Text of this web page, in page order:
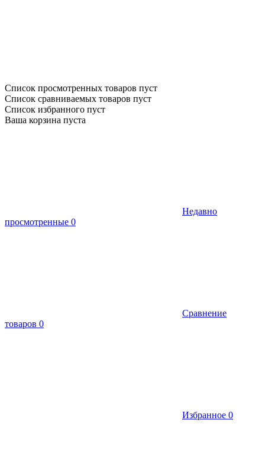
Список просмотренных товаров пуст
Список сравниваемых товаров пуст
Список избранного пуст
Ваша корзина пуста
Недавно
просмотренные 0
Сравнение
товаров 0
Избранное 0